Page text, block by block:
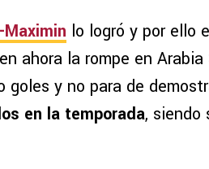
lo logró y por ello
ahora la rompe en
goles y no para de
en la temporada, siendo